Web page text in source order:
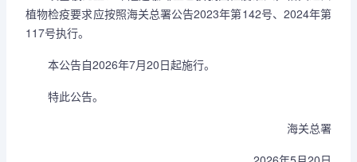
植物检疫要求应按照海关总署公告2023年第142号、2024年第
117号执行。
本公告自2026年7月20日起施行。
特此公告。
海关总署